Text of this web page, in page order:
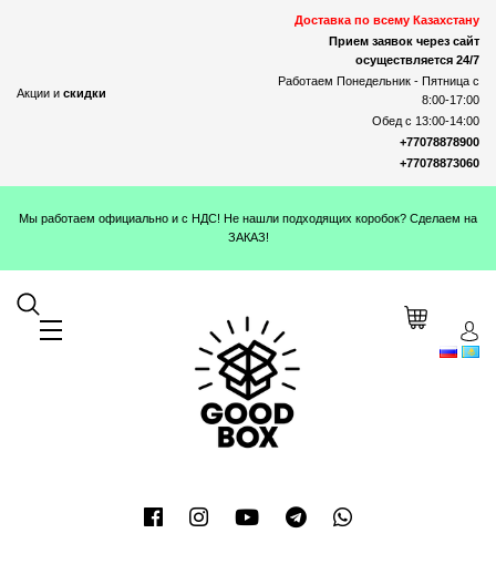
Акции и скидки
Доставка по всему Казахстану
Прием заявок через сайт
осуществляется 24/7
Работаем Понедельник - Пятница с
8:00-17:00
Обед с 13:00-14:00
+77078878900
+77078873060
Мы работаем официально и с НДС! Не нашли подходящих коробок? Сделаем на
ЗАКАЗ!